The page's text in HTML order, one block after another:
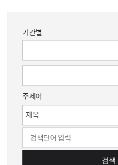
기간별
주제어
검색